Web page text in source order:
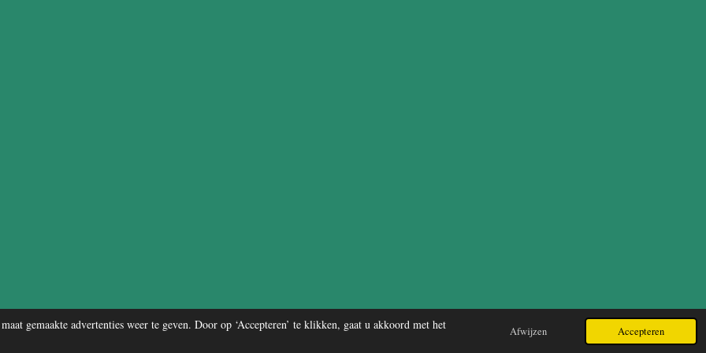
gemaakte advertenties weer te geven. Door op ‘Accepteren’ te klikken, gaat u akkoord met het
Afwijzen Accepteren